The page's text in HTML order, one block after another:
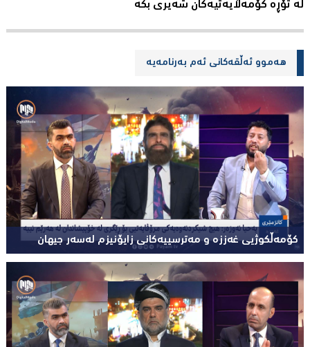
لە تۆڕە کۆمەڵایەتیەکان شەیری بکە
هەموو ئەڵقەکانی ئەم بەرنامەیە
کۆمەڵکوژیی غەززە و مەترسییەکانی زایۆنیزم لەسەر جیهان